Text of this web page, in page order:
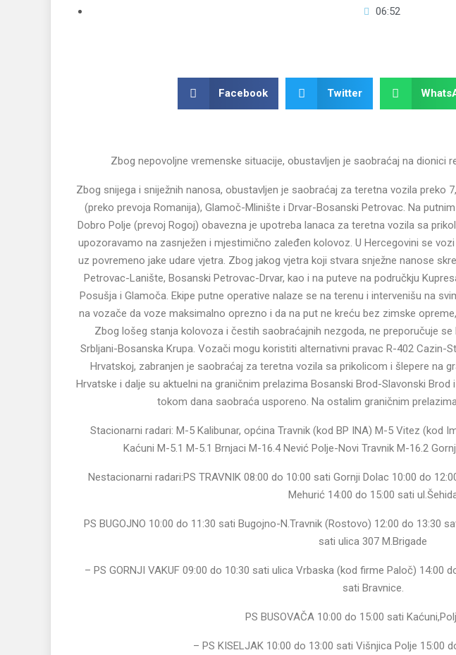
06:52
Facebook Twitter
Zbog nepovoljne vremenske situacije, obustavljen je saobraćaj na dionici
Zbog snijega i sniježnih nanosa, obustavljen je saobraćaj za teretna vozila preko
(preko prevoja Romanija), Glamoč-Mlinište i Drvar-Bosanski Petrovac. Na
Dobro Polje (prevoj Rogoj) obavezna je upotreba lanaca za teretna vozila sa
upozoravamo na zasnježen i mjestimično zaleđen kolovoz. U Hercegovini se
uz povremeno jake udare vjetra. Zbog jakog vjetra koji stvara snježne nanose
Petrovac-Lanište, Bosanski Petrovac-Drvar, kao i na puteve na područkju
Posušja i Glamoča. Ekipe putne operative nalaze se na terenu i intervenišu na
na vozače da voze maksimalno oprezno i da na put ne kreću bez zimske
Zbog lošeg stanja kolovoza i čestih saobraćajnih nezgoda, ne preporučuje
Srbljani-Bosanska Krupa. Vozači mogu koristiti alternativni pravac R-402 Cazin-
Hrvatskoj, zabranjen je saobraćaj za teretna vozila sa prikolicom i šlepere na
Hrvatske i dalje su aktuelni na graničnim prelazima Bosanski Brod-Slavonski
tokom dana saobraća usporeno. Na ostalim graničnim
Stacionarni radari: M-5 Kalibunar, općina Travnik (kod BP INA) M-5 Vitez (kod
Kaćuni M-5.1 M-5.1 Brnjaci M-16.4 Nević Polje-Novi Travnik M-16.2
Nestacionarni radari:PS TRAVNIK 08:00 do 10:00 sati Gornji Dolac 10:00 do
Mehurić 14:00 do 15:00 sati
PS BUGOJNO 10:00 do 11:30 sati Bugojno-N.Travnik (Rostovo) 12:00 do 13:30
sati ulica 307 M.Brigade
– PS GORNJI VAKUF 09:00 do 10:30 sati ulica Vrbaska (kod firme Paloč) 14:00
sati Bravnice.
PS BUSOVAČA 10:00 do 15:00 sati
– PS KISELJAK 10:00 do 13:00 sati Višnjica Polje 15:00